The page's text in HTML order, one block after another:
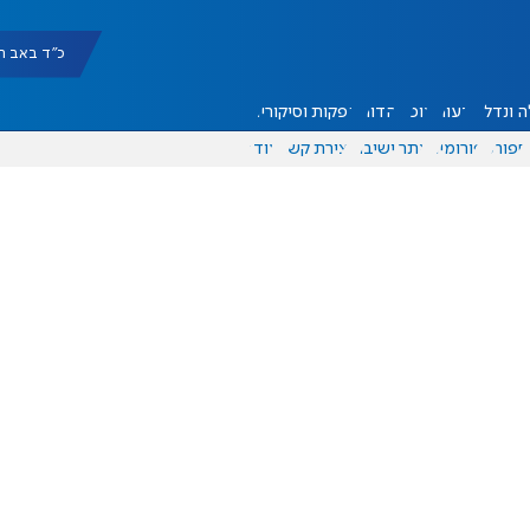
כ"ד באב תשפ"ו
ונדל"ן דעות אוכל יהדות הפקות וסיקורים
ספורט פורומים אתר ישיבה יצירת קשר עוד